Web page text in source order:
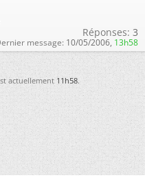
Réponses: 3
message: 10/05/2006, 13h58
actuellement11h58.